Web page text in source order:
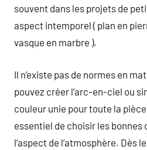
souvent dans les projets de
aspect intemporel ( plan en
vasque en marbre ).
Il n’existe pas de normes en
pouvez créer l’arc-en-ciel ou
couleur unie pour toute la
essentiel de choisir les
l’aspect de l’atmosphère. Dès